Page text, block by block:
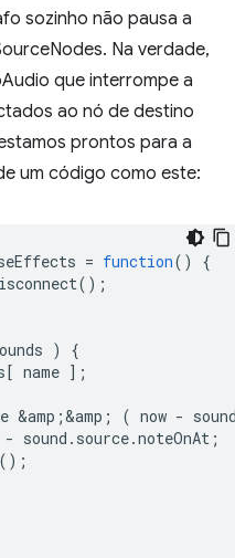
sozinho não pausa a
Na verdade,
que interrompe a
ao nó de destino
prontos para a
um código como este:
= function()
{
();
)
{
[ name ];
&amp ;&amp ; ( now -
- sound . source.noteOnAt ;
();